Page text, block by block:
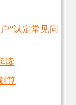
”认定常见问
读
算